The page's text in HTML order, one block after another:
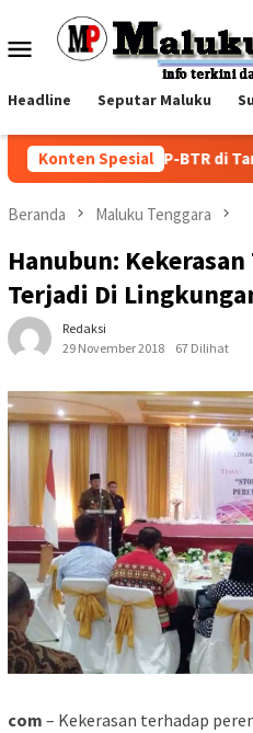
konten
Menu
Headline Seputar Maluku
Konten Spesial
Family Visit BKP-BTR di
Beranda Maluku Tenggara
Hanubun:
Terjadi Di
Redaksi
29 November 2018
67 Dilihat
com – Kekerasan terhadap